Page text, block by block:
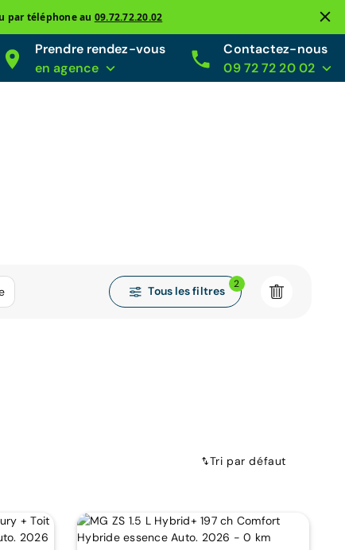
par téléphone au 09.72.72.20.02
Prendre rendez-vous
en agence
Contactez-nous
09 72 72 20 02
Tous les filtres
2
Tri par défaut